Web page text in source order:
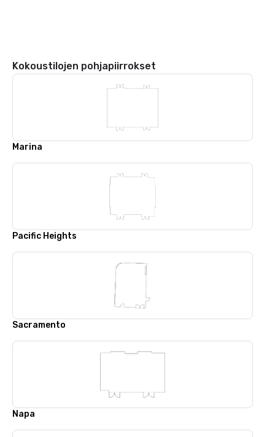
Kokoustilojen pohjapiirrokset
Marina
Pacific Heights
Sacramento
Napa